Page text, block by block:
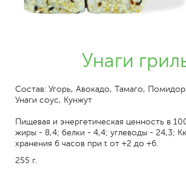
Унаги
Состав: Угорь, Авокадо, Тамаго,
Унаги соус, Кунжут
Пищевая и энергетическая ценность в
жиры - 8,4; белки - 4,4; углеводы - 24,3;
хранения 6 часов при t от +2 до +6.
255 г.